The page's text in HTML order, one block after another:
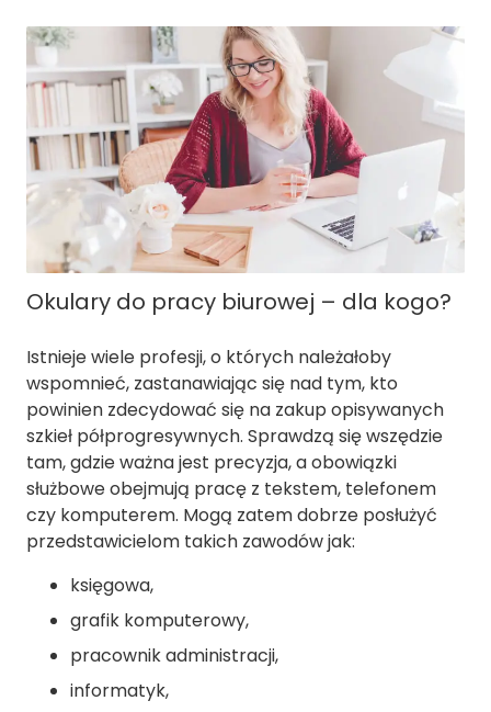
Okulary do pracy biurowej – dla kogo?
Istnieje wiele profesji, o których należałoby
wspomnieć, zastanawiając się nad tym, kto
powinien zdecydować się na zakup opisywanych
szkieł półprogresywnych. Sprawdzą się wszędzie
tam, gdzie ważna jest precyzja, a obowiązki
służbowe obejmują pracę z tekstem, telefonem
czy komputerem. Mogą zatem dobrze posłużyć
przedstawicielom takich zawodów jak:
księgowa,
grafik komputerowy,
pracownik administracji,
informatyk,